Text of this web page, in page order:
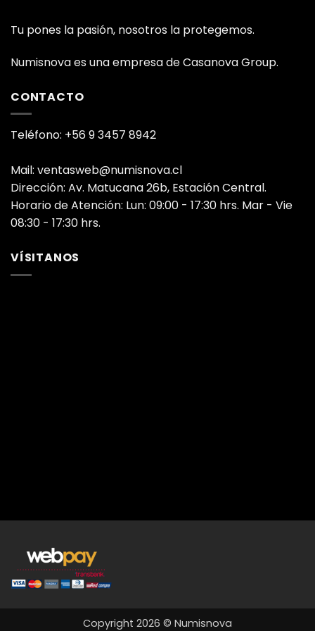
Tu pones la pasión, nosotros la protegemos.
Numisnova es una empresa de Casanova Group.
CONTACTO
Teléfono: +56 9 3457 8942
Mail: ventasweb@numisnova.cl
Dirección: Av. Matucana 26b, Estación Central.
Horario de Atención: Lun: 09:00 - 17:30 hrs. Mar - Vie
08:30 - 17:30 hrs.
VÍSITANOS
Copyright 2026 © Numisnova